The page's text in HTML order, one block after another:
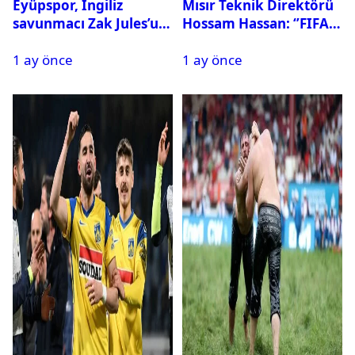
Eyüpspor, İngiliz
savunmacı Zak Jules’u
1 ay önce
Mısır Teknik Direktörü
Hossam Hassan: ‘’FIFA,
istemiyor’’
1 ay önce